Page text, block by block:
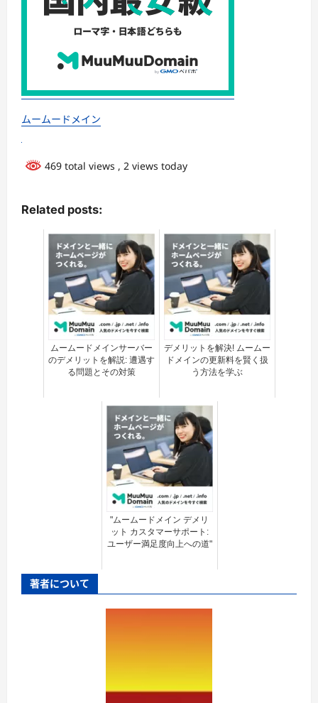
ムームードメイン
469 total views , 2 views today
Related posts:
ムームードメインサーバー
のデメリットを解説: 遭遇す
る問題とその対策
デメリットを解決! ムームー
ドメインの更新料を賢く扱
う方法を学ぶ
"ムームードメイン デメリ
ット カスタマーサポート:
ユーザー満足度向上への道"
著者について